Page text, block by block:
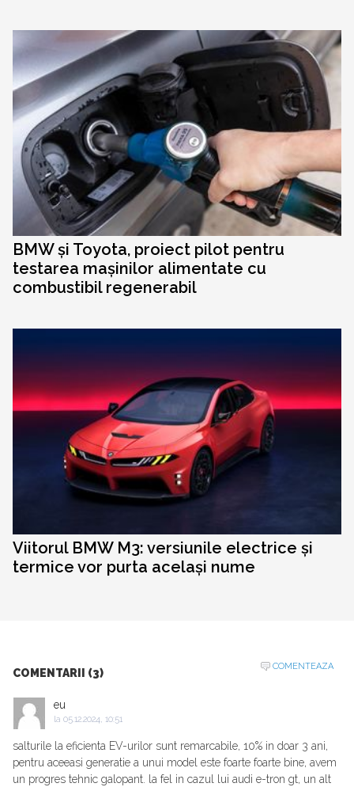
BMW și Toyota, proiect pilot pentru
testarea mașinilor alimentate cu
combustibil regenerabil
Viitorul BMW M3: versiunile electrice și
termice vor purta același nume
COMENTARII (3)
COMENTEAZA
eu
la 05.12.2024, 10:51
salturile la eficienta EV-urilor sunt remarcabile, 10% in doar 3 ani,
pentru aceeasi generatie a unui model este foarte foarte bine, avem
un progres tehnic galopant. la fel in cazul lui audi e-tron gt, un alt